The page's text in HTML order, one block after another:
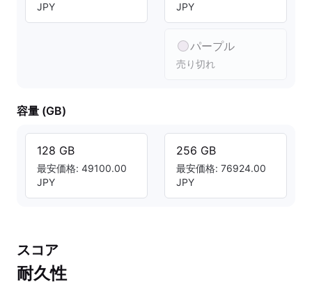
JPY
JPY
パープル
売り切れ
容量 (GB)
128 GB
最安価格: 49100.00
JPY
256 GB
最安価格: 76924.00
JPY
スコア
耐久性